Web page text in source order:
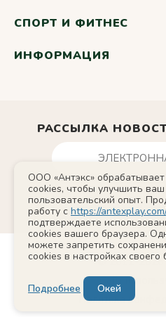
ООО «Антэкс»
cookies, чтобы улучшить ваш
пользовательский опыт.
работу с https://antexplay.com/
подтверждаете
cookies вашего браузера.
можете запретить
cookies в настройках своего
Подробнее Окей
СПОРТ И ФИТНЕС
ИНФОРМАЦИЯ
РАССЫЛКА
© 2011-2026
Сайт
Политика